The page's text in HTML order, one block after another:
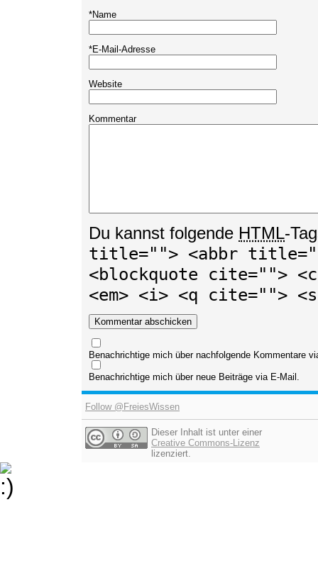
Name
*
E-Mail-Adresse
*
Website
Kommentar
Du kannst folgende HTML-
title=""> <abbr
<blockquote cite="">
<em> <i> <q cite="">
Benachrichtige mich über nachfolgende Kommentare
Benachrichtige mich über neue Beiträge via E-Mail.
Follow @FreiesWissen
Dieser Inhalt ist unter einer
Creative Commons-Lizenz
lizenziert.